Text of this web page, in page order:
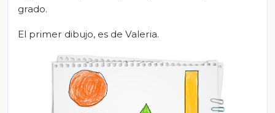
grado.
El primer dibujo, es de Valeria.